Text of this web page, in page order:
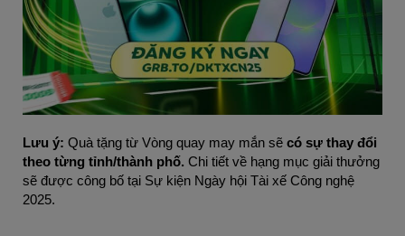
Lưu ý: Quà tặng từ Vòng quay may mắn sẽ có sự thay đổi
theo từng tỉnh/thành phố. Chi tiết về hạng mục giải thưởng
sẽ được công bố tại Sự kiện Ngày hội Tài xế Công nghệ
2025.